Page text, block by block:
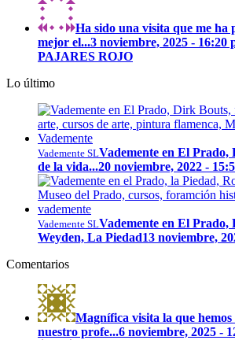
Ha sido una visita que me ha
mejor el...3 noviembre, 2025 -
PAJARES ROJO
Lo último
Vademente SLVademente en El
de la vida...20 noviembre, 2022 -
Vademente SLVademente en El Prado,
Weyden, La Piedad13 noviembre,
Comentarios
Magnífica visita la que hemos
nuestro profe...6 noviembre, 2025 -